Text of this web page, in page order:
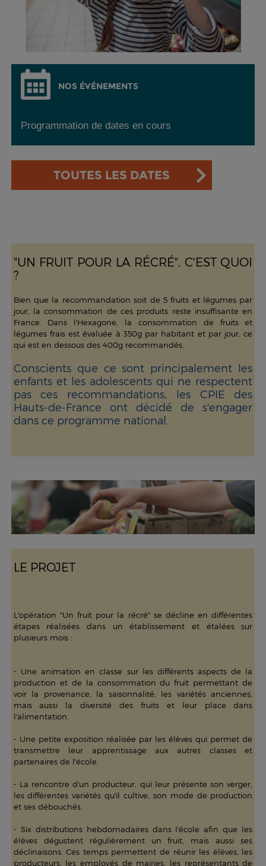
NOS ÉVÉNEMENTS
Programmation de dates en cours
TOUTES LES DATES
"UN FRUIT POUR LA RÉCRÉ", C'EST QUOI
?
Bien que la recommandation soit de 5 fruits et légumes par
jour, la consommation de ces produits reste insuffisante en
France. Dans l'Hexagone, la consommation de fruits et
légumes frais est évaluée à 350g par habitant et par jour, ce
qui est en dessous des 400g recommandés.
Conscients que ce sont principalement les
enfants et les adolescents qui ne respectent
pas ces recommandations, les CPIE des
Hauts-de-France ont décidé de s'engager
dans ce programme national.
LE PROJET
L'opération "Un fruit pour la récré" se décline en différentes
étapes réalisées dans un établissement et étalées sur
plusieurs mois :
- Une animation en classe sur les différents aspects de la
production et de la consommation du fruit permettant de
voir la provenance, la saisonnalité, les variétés anciennes,
mais aussi la diversité des fruits et leur place dans
l'alimentation.
- Une petite exposition réalisée par les élèves qui permet de
transmettre leur apprentissage aux autres classes et
partenaires de l'école.
- La rencontre d'un producteur, qui leur présente son verger,
les différentes variétés qu'il cultive, son mode de production
et ses débouchés.
- Six distributions hebdomadaires dans l'école afin que les
élèves dégustent régulièrement un fruit, mais aussi ses
déclinaisons. Ces temps permettent de réunir les élèves, les
producteurs, les employés de mairies, les représentants de